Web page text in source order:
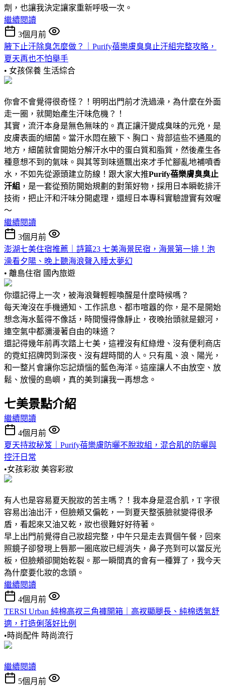
劑，也讓我決定讓家重新呼吸一次。
繼續閱讀
3個月前
腋下止汗除臭怎麼做？｜Purify蓓樂膚臭臭止汗組完整攻略，
夏天再也不怕舉手
• 女孩保養 生活綜合
你會不會覺得很奇怪？！明明出門前才洗過澡，為什麼在外面
走一圈，就開始產生汗味危機？！
其實，流汗本身是無色無味的。真正讓汗變成臭味的元兇，是
皮膚表面的細菌。當汗水悶在腋下、胸口、背部這些不通風的
地方，細菌就會開始分解汗水中的蛋白質和脂質，然後產生各
種意想不到的氣味。與其等到味道飄出來才手忙腳亂地補噴香
水，不如先從源頭建立防線！跟大家大推Purify蓓樂膚臭臭止
汗組 ，是一套從預防開始規劃的對策好物，採用日本瞬乾排汗
技術，把止汗和汗味分開處理，還經日本專科實驗證實有效喔
～
繼續閱讀
3個月前
澎湖七美住宿推薦｜詩篇23 七美海景民宿，海景第一排！泡
澡看夕陽、晚上聽海浪聲入睡太夢幻
• 離島住宿 國內旅遊
你還記得上一次，被海浪聲輕輕喚醒是什麼時候嗎？
每天淹沒在手機通知、工作訊息、都市喧囂的你，是不是開始
想念海水藍得不像話，時間慢得像靜止，夜晚抬頭就是銀河，
連空氣中都瀰漫著自由的味道？
還記得幾年前再次踏上七美，這裡沒有紅綠燈、沒有便利商店
的霓虹招牌閃到深夜、沒有趕時間的人。只有風、浪、陽光，
和一整片會讓你忘記煩惱的藍色海洋。這座讓人不由放空、放
鬆、放慢的島嶼，真的美到讓我一再想念。
七美景點介紹
繼續閱讀
4個月前
夏天持妝秘笈｜Purify蓓樂膚防曬不脫妝組，混合肌的防曬與
控汗日常
•女孩彩妝 美容彩妝
有人也是容易夏天脫妝的苦主嗎？！我本身是混合肌，T 字很
容易出油出汗，但臉頰又偏乾，一到夏天整張臉就變得很矛
盾，看起來又油又乾，妝也很難好好待著。
早上出門前覺得自己妝超完整，中午只是走去買個午餐，回來
照鏡子卻發現上唇那一圈底妝已經消失，鼻子亮到可以當反光
板，但臉頰卻開始乾裂。那一瞬間真的會有一種算了，我今天
為什麼要化妝的念頭。
繼續閱讀
4個月前
TERSI Urban 純棉高衩三角褲開箱｜高衩顯腿長、純棉透氣舒
適，打造俐落好比例
•時尚配件 時尚流行
繼續閱讀
5個月前